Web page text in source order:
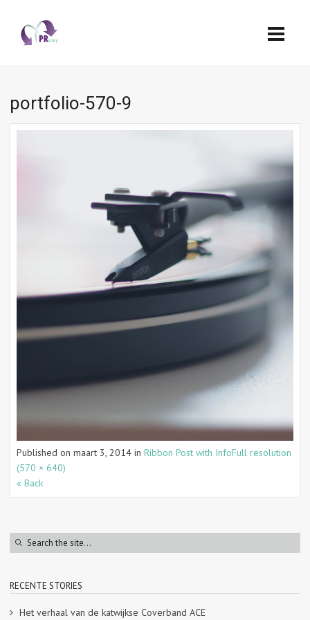
portfolio-570-9
Published on maart 3, 2014 in Ribbon Post with InfoFull resolution
(570 × 640)
« Back
RECENTE STORIES
Het verhaal van de katwijkse Coverband ACE